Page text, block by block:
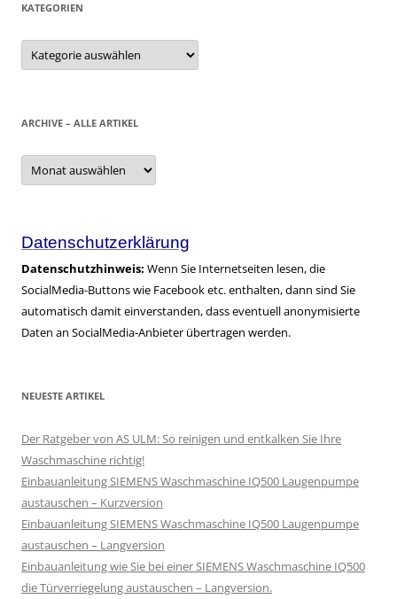
KATEGORIEN
Kategorien
ARCHIVE – ALLE ARTIKEL
Archive
alle
Datenschutzerklärung
Datenschutzhinweis: Wenn Sie Internetseiten lesen, die
SocialMedia-Buttons wie Facebook etc. enthalten, dann sind Sie
automatisch damit einverstanden, dass eventuell anonymisierte
Daten an SocialMedia-Anbieter übertragen werden.
NEUESTE ARTIKEL
Der Ratgeber von AS ULM: So reinigen und entkalken Sie Ihre
Waschmaschine richtig!
Einbauanleitung SIEMENS Waschmaschine IQ500 Laugenpumpe
austauschen – Kurzversion
Einbauanleitung SIEMENS Waschmaschine IQ500 Laugenpumpe
austauschen – Langversion
Einbauanleitung wie Sie bei einer SIEMENS Waschmaschine IQ500
die Türverriegelung austauschen – Langversion.